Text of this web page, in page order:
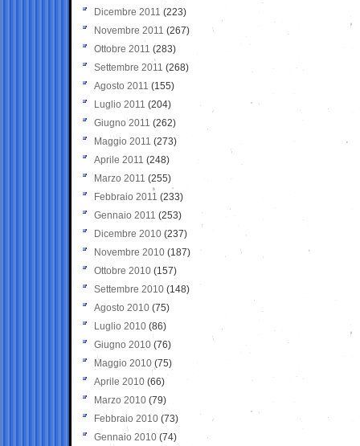
Dicembre 2011 (223)
Novembre 2011 (267)
Ottobre 2011 (283)
Settembre 2011 (268)
Agosto 2011 (155)
Luglio 2011 (204)
Giugno 2011 (262)
Maggio 2011 (273)
Aprile 2011 (248)
Marzo 2011 (255)
Febbraio 2011 (233)
Gennaio 2011 (253)
Dicembre 2010 (237)
Novembre 2010 (187)
Ottobre 2010 (157)
Settembre 2010 (148)
Agosto 2010 (75)
Luglio 2010 (86)
Giugno 2010 (76)
Maggio 2010 (75)
Aprile 2010 (66)
Marzo 2010 (79)
Febbraio 2010 (73)
Gennaio 2010 (74)